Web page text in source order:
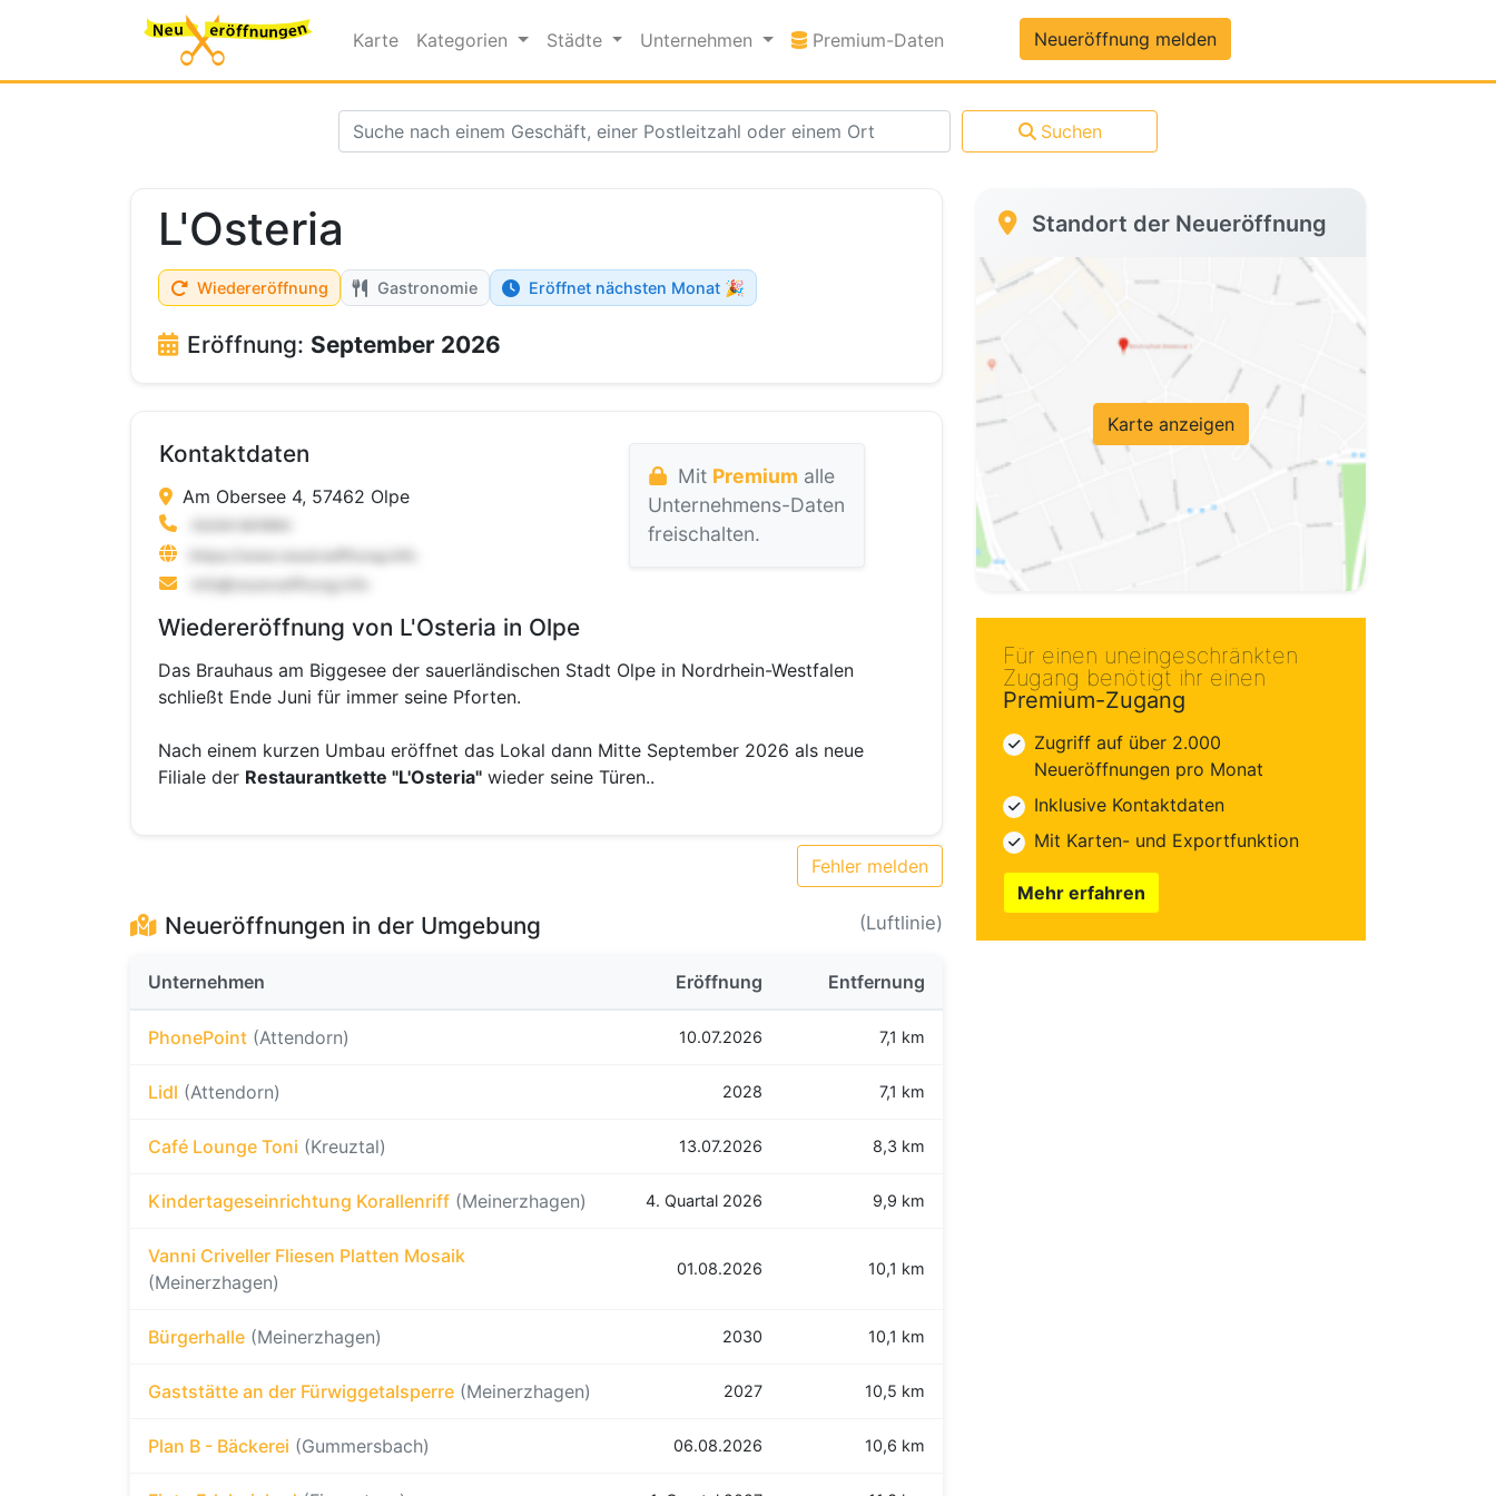
Karte Kategorien Städte Unternehmen Premium-Daten Premium-DatenNeueröffnung melden
Suchen
L'Osteria
Wiedereröffnung Gastronomie Eröffnet nächsten Monat 🎉
Eröffnung: September 2026
Kontaktdaten
Am Obersee 4, 57462 Olpe
Mit Premium alle
Unternehmens-Daten
freischalten.
Wiedereröffnung von L'Osteria in Olpe
Das Brauhaus am Biggesee der sauerländischen Stadt Olpe in Nordrhein-Westfalen
schließt Ende Juni für immer seine Pforten.
Nach einem kurzen Umbau eröffnet das Lokal dann Mitte September 2026 als neue
Filiale der Restaurantkette "L'Osteria" wieder seine Türen..
Fehler melden
Neueröffnungen in der Umgebung (Luftlinie)
Unternehmen Eröffnung Entfernung
PhonePoint (Attendorn) 10.07.2026 7,1 km
Lidl (Attendorn) 2028 7,1 km
Café Lounge Toni (Kreuztal) 13.07.2026 8,3 km
Kindertageseinrichtung Korallenriff (Meinerzhagen) 4. Quartal 2026 9,9 km
Vanni Criveller Fliesen Platten Mosaik
(Meinerzhagen)
01.08.2026 10,1 km
Bürgerhalle (Meinerzhagen) 2030 10,1 km
Gaststätte an der Fürwiggetalsperre (Meinerzhagen) 2027 10,5 km
Plan B - Bäckerei (Gummersbach) 06.08.2026 10,6 km
Standort der Neueröffnung
Karte anzeigen
Für einen uneingeschränkten
Zugang benötigt ihr einen
Premium-Zugang
Zugriff auf über 2.000
Neueröffnungen pro Monat
Inklusive Kontaktdaten
Mit Karten- und Exportfunktion
Mehr erfahren